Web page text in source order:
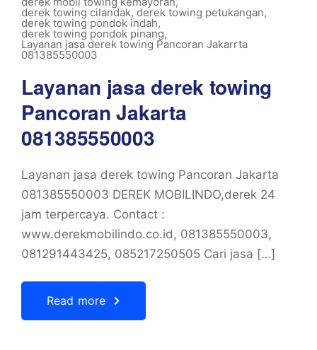
derek towing cilandak, derek towing petukangan,
derek towing pondok indah,
derek towing pondok pinang,
Layanan jasa derek towing Pancoran Jakarrta
081385550003
Layanan jasa derek towing
Pancoran Jakarta
081385550003
Layanan jasa derek towing Pancoran Jakarta
081385550003 DEREK MOBILINDO,derek 24
jam terpercaya. Contact :
www.derekmobilindo.co.id, 081385550003,
081291443425, 085217250505 Cari jasa […]
Read more